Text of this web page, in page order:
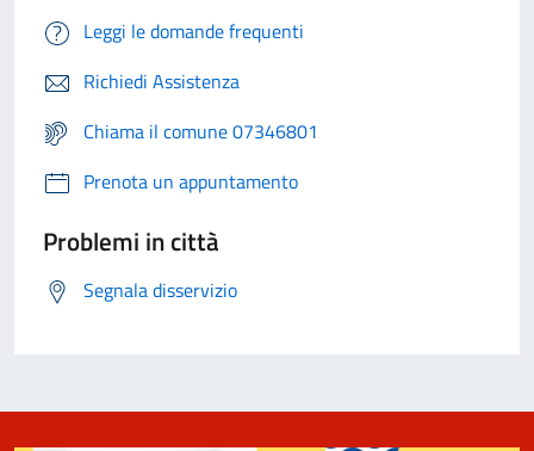
Leggi le domande frequenti
Richiedi Assistenza
Chiama il comune 07346801
Prenota un appuntamento
Problemi in città
Segnala disservizio